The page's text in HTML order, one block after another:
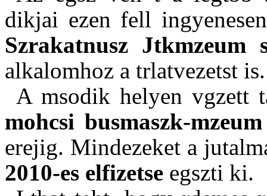
dikjai ezen fell
Szrakatnusz Jtkmzeum
alkalomhoz a trlatvezetst is.
A msodik helyen vgzett
mohcsi busmaszk-
erejig. Mindezeket a
2010-es elfizetse egszti ki.